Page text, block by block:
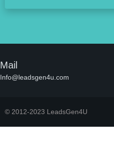
Mail
Info@leadsgen4u.com
© 2012-2023 LeadsGen4U